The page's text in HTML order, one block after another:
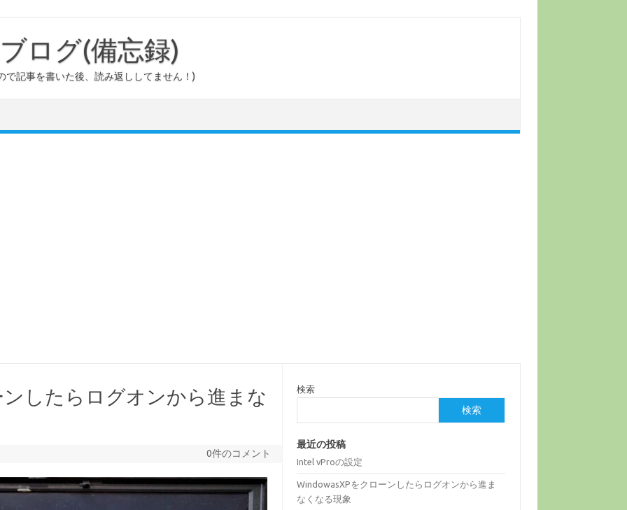
ログ(備忘録)
記事を書いた後、読み返ししてません！)
したらログオンから進まな
0件のコメント
検索
検索
最近の投稿
Intel vProの設定
WindowasXPをクローンしたらログオンから進ま
なくなる現象